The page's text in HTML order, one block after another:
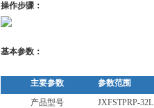
操作步骤：
基本参数：
主要参数
参数范围
产品型号
JXFSTPRP-32L